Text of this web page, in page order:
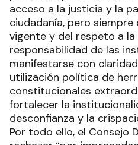
acceso a la justicia y la
ciudadanía, pero
vigente y del respeto a
responsabilidad de las
manifestarse con
utilización política de
constitucionales
fortalecer la
desconfianza y la
Por todo ello, el Consejo